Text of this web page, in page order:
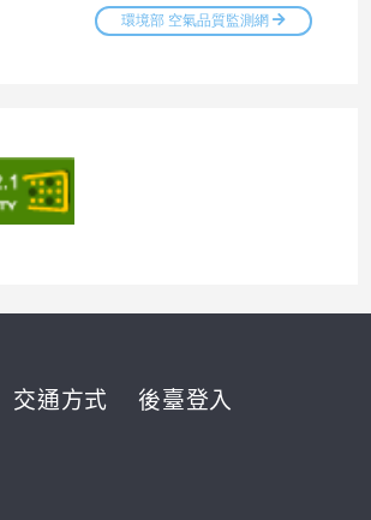
交通方式 後臺登入